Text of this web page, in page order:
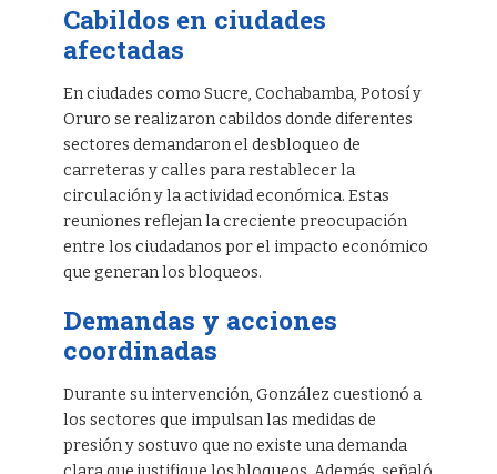
Cabildos en ciudades
afectadas
En ciudades como Sucre, Cochabamba, Potosí y
Oruro se realizaron cabildos donde diferentes
sectores demandaron el desbloqueo de
carreteras y calles para restablecer la
circulación y la actividad económica. Estas
reuniones reflejan la creciente preocupación
entre los ciudadanos por el impacto económico
que generan los bloqueos.
Demandas y acciones
coordinadas
Durante su intervención, González cuestionó a
los sectores que impulsan las medidas de
presión y sostuvo que no existe una demanda